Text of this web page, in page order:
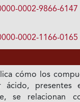
0002-9866-6147
0002-1166-0165
cómo los
ácido, presentes
se relacionan